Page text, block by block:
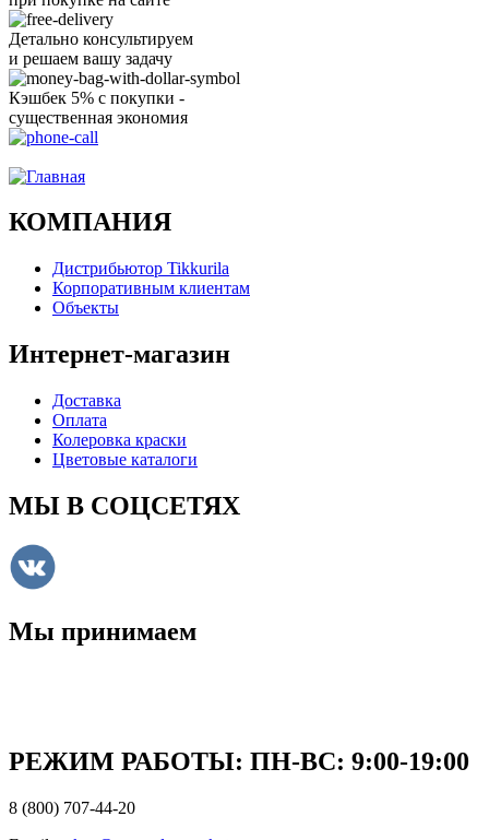
Детально консультируем
и решаем вашу задачу
Кэшбек 5% с покупки -
существенная экономия
КОМПАНИЯ
Дистрибьютор Tikkurila
Корпоративным клиентам
Объекты
Интернет-магазин
Доставка
Оплата
Колеровка краски
Цветовые каталоги
МЫ В СОЦСЕТЯХ
Мы принимаем
РЕЖИМ РАБОТЫ: ПН-ВC: 9:00-19:00
8 (800) 707-44-20